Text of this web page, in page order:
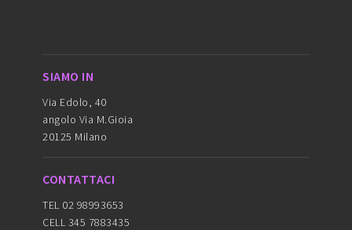
SIAMO IN
Via Edolo, 40
angolo Via M.Gioia
20125 Milano
CONTATTACI
TEL 02 98993653
CELL 345 7883435